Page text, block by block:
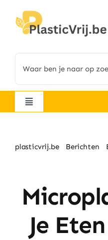
content
for:
Navigatie
Hygiëne & Beauty
Huishouden
plasticvrij.be Berichten
Je